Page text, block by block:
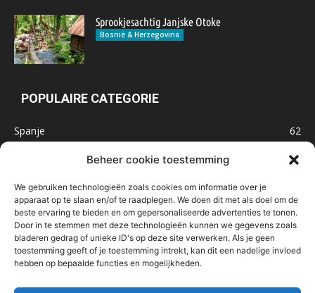
Beheer cookie toestemming
We gebruiken technologieën zoals cookies om informatie over je
apparaat op te slaan en/of te raadplegen. We doen dit met als doel om de
beste ervaring te bieden en om gepersonaliseerde advertenties te tonen.
Door in te stemmen met deze technologieën kunnen we gegevens zoals
bladeren gedrag of unieke ID's op deze site verwerken. Als je geen
toestemming geeft of je toestemming intrekt, kan dit een nadelige invloed
hebben op bepaalde functies en mogelijkheden.
Sprookjesachtig Janjske Otoke
Bosnië & Herzegovina
POPULAIRE CATEGORIE
Spanje
62
47
Marokko
32
IJsland
32
Malta
Roemenië
29